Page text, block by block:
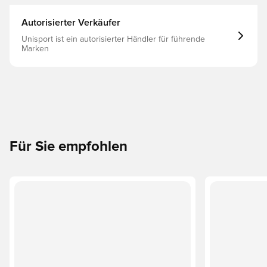
Autorisierter Verkäufer
Unisport ist ein autorisierter Händler für führende
Marken
Für Sie empfohlen